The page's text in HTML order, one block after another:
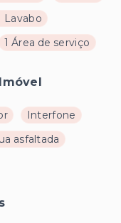
Lavabo
1 Área de serviço
Interfone
asfaltada